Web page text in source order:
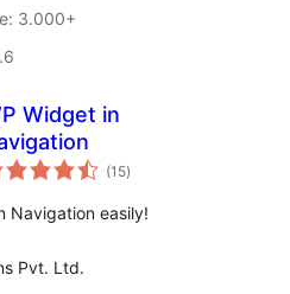
3.000+
Widget in
(15total
aprecieri
)
Navigation easily!
Pvt. Ltd.